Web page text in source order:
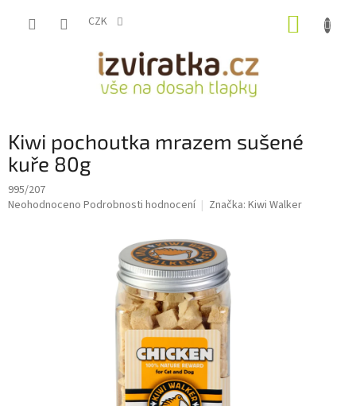
CZK
Kiwi pochoutka mrazem sušené
kuře 80g
995/207
Průměrné
Neohodnoceno Podrobnosti hodnocení Značka: Kiwi Walker